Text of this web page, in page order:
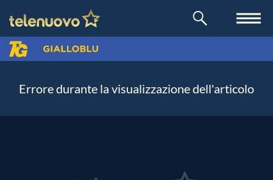
Errore durante la visualizzazione dell'articolo